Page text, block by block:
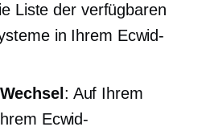
Liste der verfügbaren
in Ihrem Ecwid-
: Auf Ihrem
Ecwid-